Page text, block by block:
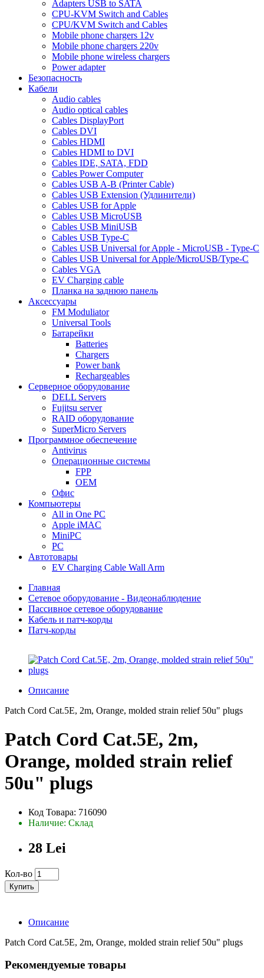
Adapters USB to SATA
CPU-KVM Switch and Cables
CPU/KVM Switch and Cables
Mobile phone chargers 12v
Mobile phone chargers 220v
Mobile phone wireless chargers
Power adapter
Безопасность
Кабели
Audio cables
Audio optical cables
Cables DisplayPort
Cables DVI
Cables HDMI
Cables HDMI to DVI
Cables IDE, SATA, FDD
Cables Power Computer
Cables USB A-B (Printer Cable)
Cables USB Extension (Удлинители)
Cables USB for Apple
Cables USB MicroUSB
Cables USB MiniUSB
Cables USB Type-C
Cables USB Universal for Apple - MicroUSB - Type-C
Cables USB Universal for Apple/MicroUSB/Type-C
Cables VGA
EV Charging cable
Планка на заднюю панель
Аксессуары
FM Moduliator
Universal Tools
Батарейки
Batteries
Chargers
Power bank
Rechargeables
Серверное оборудование
DELL Servers
Fujitsu server
RAID оборудование
SuperMicro Servers
Программное обеспечение
Antivirus
Операционные системы
FPP
OEM
Офис
Компьютеры
All in One PC
Apple iMAC
MiniPC
PC
Автотовары
EV Charging Cable Wall Arm
Главная
Сетевое оборудование - Видеонаблюдение
Пассивное сетевое оборудование
Кабель и патч-корды
Патч-корды
Описание
Patch Cord Cat.5E, 2m, Orange, molded strain relief 50u" plugs
Patch Cord Cat.5E, 2m,
Orange, molded strain relief
50u" plugs
Код Товара: 716090
Наличие: Склад
28 Lei
Кол-во
Купить
Описание
Patch Cord Cat.5E, 2m, Orange, molded strain relief 50u" plugs
Рекомендуемые товары